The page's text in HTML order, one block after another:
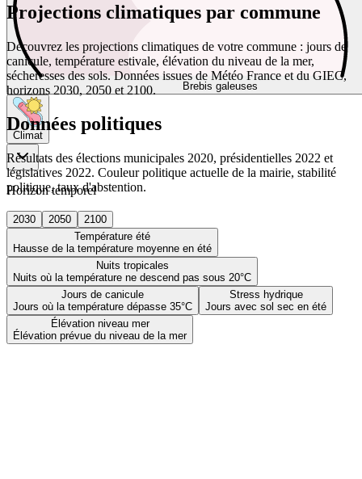
Brebis galeuses
Climat
Horizon temporel
2030 2050
2100
Température été
Hausse de la température moyenne en été
Nuits tropicales
Nuits où la température ne descend pas sous 20°C
Jours de canicule
Jours où la température dépasse 35°C
Stress hydrique
Jours avec sol sec en été
Élévation niveau mer
Élévation prévue du niveau de la mer
Projections climatiques par commune
Découvrez les projections climatiques de votre commune : jours de
canicule, température estivale, élévation du niveau de la mer,
sécheresses des sols. Données issues de Météo France et du GIEC,
horizons 2030, 2050 et 2100.
Données politiques
Résultats des élections municipales 2020, présidentielles 2022 et
législatives 2022. Couleur politique actuelle de la mairie, stabilité
politique, taux d'abstention.